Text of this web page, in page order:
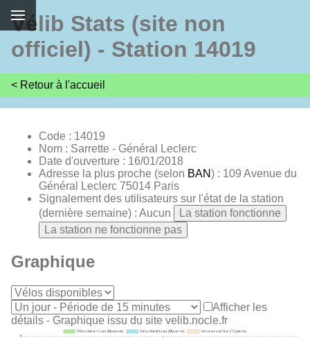
Vélib Stats (site non
officiel) - Station 14019
< Retour à l'accueil
Code : 14019
Nom : Sarrette - Général Leclerc
Date d'ouverture : 16/01/2018
Adresse la plus proche (selon BAN) : 109 Avenue du
Général Leclerc 75014 Paris
Signalement des utilisateurs sur l'état de la station
(dernière semaine) : Aucun
La station fonctionne
La station ne fonctionne pas
Graphique
Afficher les
détails - Graphique issu du site velib.nocle.fr